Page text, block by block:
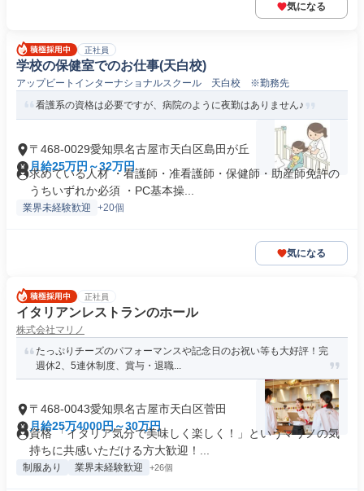
気になる
正社員
学校の保健室でのお仕事(天白校)
アップビートインターナショナルスクール 天白校 ※勤務先
看護系の資格は必要ですが、病院のように夜勤はありません♪
〒468-0029愛知県名古屋市天白区島田が丘
月給25万円～32万円
求めている人材 ・看護師・准看護師・保健師・助産師免許の
うちいずれか必須 ・PC基本操...
業界未経験歓迎 +20個
気になる
正社員
イタリアンレストランのホール
株式会社マリノ
たっぷりチーズのパフォーマンスや記念日のお祝い等も大好評！完
週休2、5連休制度、賞与・退職...
〒468-0043愛知県名古屋市天白区菅田
月給25万4000円～30万円
資格 「イタリア気分で美味しく楽しく！」というマリノの気
持ちに共感いただける方大歓迎！...
制服あり 業界未経験歓迎 +26個